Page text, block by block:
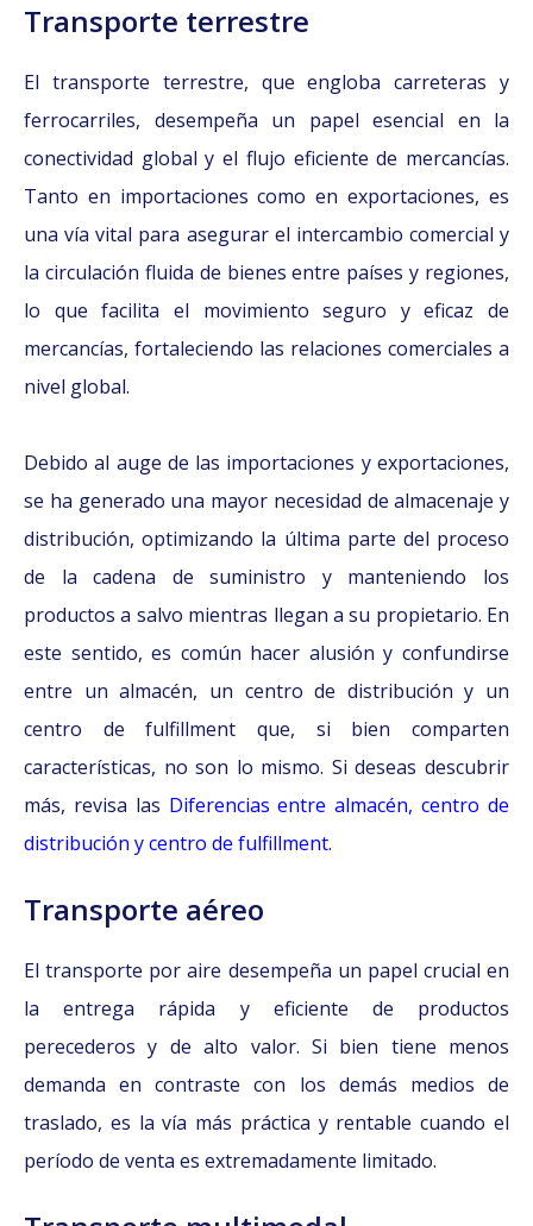
Transporte terrestre
El transporte terrestre, que engloba carreteras y
ferrocarriles, desempeña un papel esencial en la
conectividad global y el flujo eficiente de mercancías.
Tanto en importaciones como en exportaciones, es
una vía vital para asegurar el intercambio comercial y
la circulación fluida de bienes entre países y regiones,
lo que facilita el movimiento seguro y eficaz de
mercancías, fortaleciendo las relaciones comerciales a
nivel global.
Debido al auge de las importaciones y exportaciones,
se ha generado una mayor necesidad de almacenaje y
distribución, optimizando la última parte del proceso
de la cadena de suministro y manteniendo los
productos a salvo mientras llegan a su propietario. En
este sentido, es común hacer alusión y confundirse
entre un almacén, un centro de distribución y un
centro de fulfillment que, si bien comparten
características, no son lo mismo. Si deseas descubrir
más, revisa las Diferencias entre almacén, centro de
distribución y centro de fulfillment.
Transporte aéreo
El transporte por aire desempeña un papel crucial en
la entrega rápida y eficiente de productos
perecederos y de alto valor. Si bien tiene menos
demanda en contraste con los demás medios de
traslado, es la vía más práctica y rentable cuando el
período de venta es extremadamente limitado.